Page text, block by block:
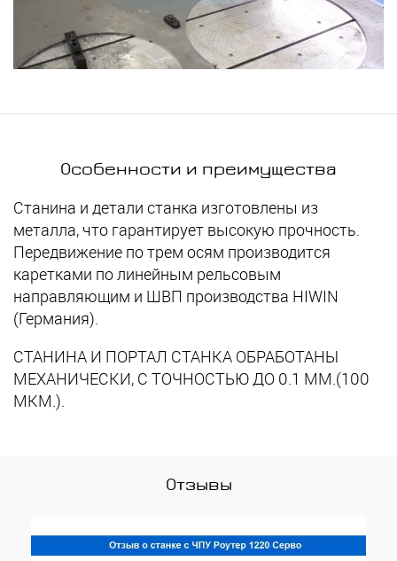
Особенности и преимущества
Cтанина и детали станка изготовлены из
металла, что гарантирует высокую прочность.
Передвижение по трем осям производится
каретками по линейным рельсовым
направляющим и ШВП производства HIWIN
(Германия).
СТАНИНА И ПОРТАЛ СТАНКА ОБРАБОТАНЫ
МЕХАНИЧЕСКИ, С ТОЧНОСТЬЮ ДО 0.1 ММ.(100
МКМ.).
Отзывы